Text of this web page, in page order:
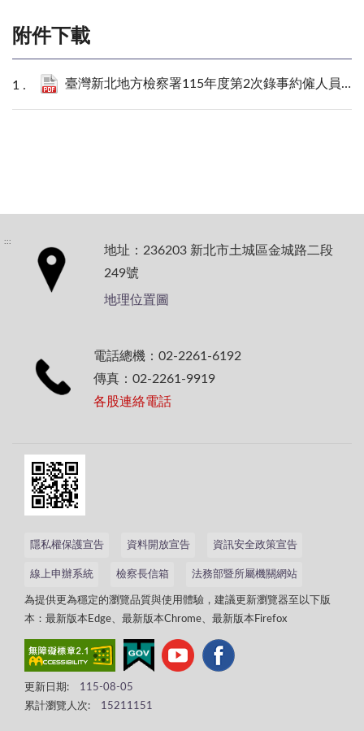
附件下載
臺灣新北地方檢察署115年度第2次錄事約僱人員甄選錄取名單.pdf
:::
地址：236203 新北市土城區金城路二段
249號
地理位置圖
電話總機：02-2261-6192
傳真：02-2261-9919
各股連絡電話
隱私權保護宣告 資料開放宣告 資訊安全政策宣告
線上申辦系統 檢察長信箱 法務部暨所屬機關網站
為提供更為穩定的瀏覽品質與使用體驗，建議更新瀏覽器至以下版
本：最新版本Edge、最新版本Chrome、最新版本Firefox
更新日期:
115-08-05
累計瀏覽人次:
15211151